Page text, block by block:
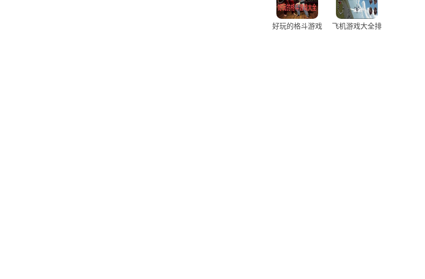
好玩的格斗游戏
飞机游戏大全排